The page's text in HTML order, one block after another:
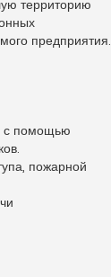
территорию
предприятия.
с помощью
пожарной